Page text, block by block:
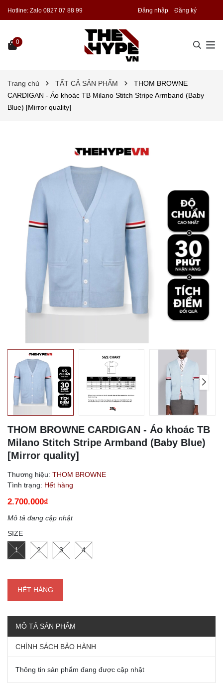
Hotline: Zalo 0827 07 88 99 Đăng nhập Đăng ký
0
Trang chủ TẤT CẢ SẢN PHẨM
THOM BROWNE
CARDIGAN - Áo khoác TB Milano Stitch Stripe Armband (Baby
Blue) [Mirror quality]
THOM BROWNE CARDIGAN - Áo khoác TB
Milano Stitch Stripe Armband (Baby Blue)
[Mirror quality]
Thương hiệu: THOM BROWNE
Tình trạng: Hết hàng
2.700.000₫
Mô tả đang cập nhật
SIZE
1 2 3 4
HẾT HÀNG
MÔ TẢ SẢN PHẨM
CHÍNH SÁCH BẢO HÀNH
Thông tin sản phẩm đang được cập nhật